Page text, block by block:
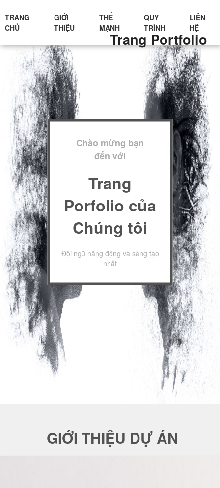
Trang Portfolio
TRANG
CHỦ
GIỚI
THIỆU
THẾ
MẠNH
QUY
TRÌNH
LIÊN
HỆ
Chào mừng bạn
đến với
Trang
Porfolio của
Chúng tôi
Đội ngũ năng động và sáng tạo
nhất
GIỚI THIỆU DỰ ÁN